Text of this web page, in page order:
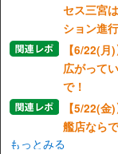
セス三宮
ション進
【6/22(
広がって
で！
【5/22(
艦店なら
もっとみる